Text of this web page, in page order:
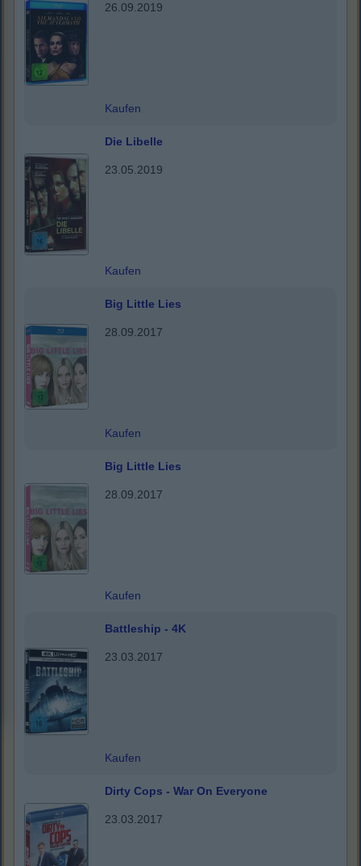
26.09.2019
Kaufen
Die Libelle
23.05.2019
Kaufen
Big Little Lies
28.09.2017
Kaufen
Big Little Lies
28.09.2017
Kaufen
Battleship - 4K
23.03.2017
Kaufen
Dirty Cops - War On Everyone
23.03.2017